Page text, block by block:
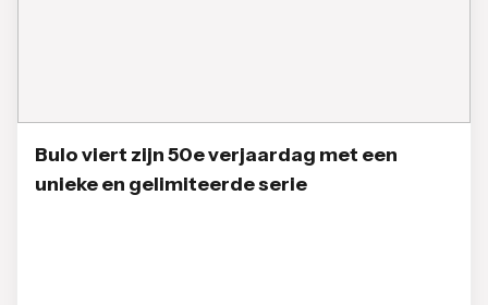
Bulo viert zijn 50e verjaardag met een
unieke en gelimiteerde serie